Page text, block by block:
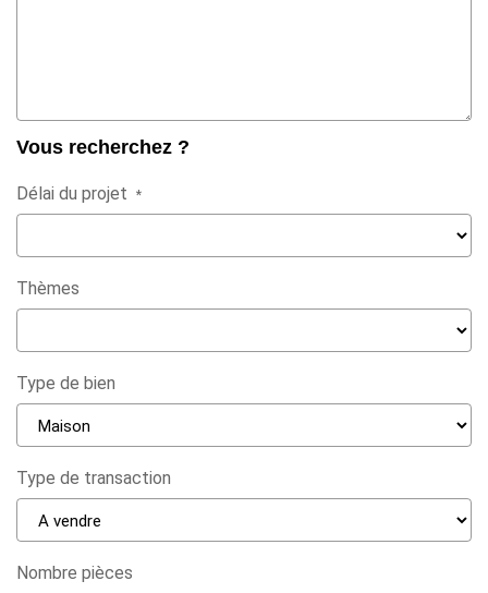
Vous recherchez ?
Délai du projet *
Thèmes
Type de bien
Type de transaction
Nombre pièces